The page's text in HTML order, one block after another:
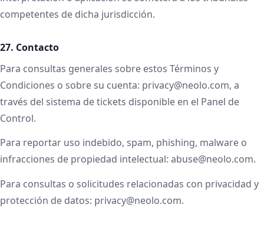
competentes de dicha jurisdicción.
27. Contacto
Para consultas generales sobre estos Términos y
Condiciones o sobre su cuenta: privacy@neolo.com, a
través del sistema de tickets disponible en el Panel de
Control.
Para reportar uso indebido, spam, phishing, malware o
infracciones de propiedad intelectual: abuse@neolo.com.
Para consultas o solicitudes relacionadas con privacidad y
protección de datos: privacy@neolo.com.